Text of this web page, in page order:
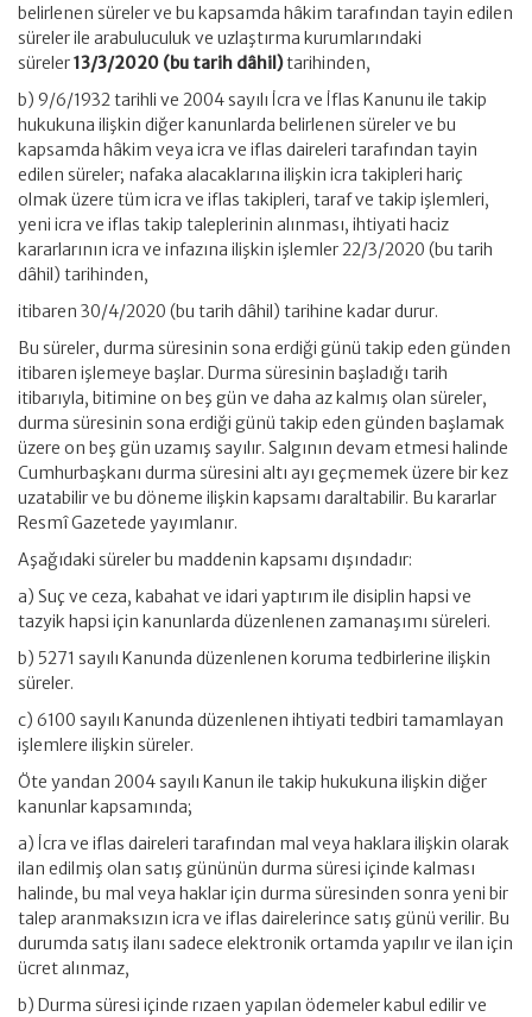
belirlenen süreler ve bu kapsamda hâkim tarafından tayin edilen
süreler ile arabuluculuk ve uzlaştırma kurumlarındaki
süreler13/3/2020 (bu tarih dâhil)tarihinden,
b) 9/6/1932 tarihli ve 2004 sayılı İcra ve İflas Kanunu ile takip
hukukuna ilişkin diğer kanunlarda belirlenen süreler ve bu
kapsamda hâkim veya icra ve iflas daireleri tarafından tayin
edilen süreler; nafaka alacaklarına ilişkin icra takipleri hariç
olmak üzere tüm icra ve iflas takipleri, taraf ve takip işlemleri,
yeni icra ve iflas takip taleplerinin alınması, ihtiyati haciz
kararlarının icra ve infazına ilişkin işlemler 22/3/2020 (bu tarih
dâhil) tarihinden,
itibaren 30/4/2020 (bu tarih dâhil) tarihine kadar durur.
Bu süreler, durma süresinin sona erdiği günü takip eden günden
itibaren işlemeye başlar. Durma süresinin başladığı tarih
itibarıyla, bitimine on beş gün ve daha az kalmış olan süreler,
durma süresinin sona erdiği günü takip eden günden başlamak
üzere on beş gün uzamış sayılır. Salgının devam etmesi halinde
Cumhurbaşkanı durma süresini altı ayı geçmemek üzere bir kez
uzatabilir ve bu döneme ilişkin kapsamı daraltabilir. Bu kararlar
Resmî Gazetede yayımlanır.
Aşağıdaki süreler bu maddenin kapsamı dışındadır:
a) Suç ve ceza, kabahat ve idari yaptırım ile disiplin hapsi ve
tazyik hapsi için kanunlarda düzenlenen zamanaşımı süreleri.
b) 5271 sayılı Kanunda düzenlenen koruma tedbirlerine ilişkin
süreler.
c) 6100 sayılı Kanunda düzenlenen ihtiyati tedbiri tamamlayan
işlemlere ilişkin süreler.
Öte yandan 2004 sayılı Kanun ile takip hukukuna ilişkin diğer
kanunlar kapsamında;
a) İcra ve iflas daireleri tarafından mal veya haklara ilişkin olarak
ilan edilmiş olan satış gününün durma süresi içinde kalması
halinde, bu mal veya haklar için durma süresinden sonra yeni bir
talep aranmaksızın icra ve iflas dairelerince satış günü verilir. Bu
durumda satış ilanı sadece elektronik ortamda yapılır ve ilan için
ücret alınmaz,
b) Durma süresi içinde rızaen yapılan ödemeler kabul edilir ve